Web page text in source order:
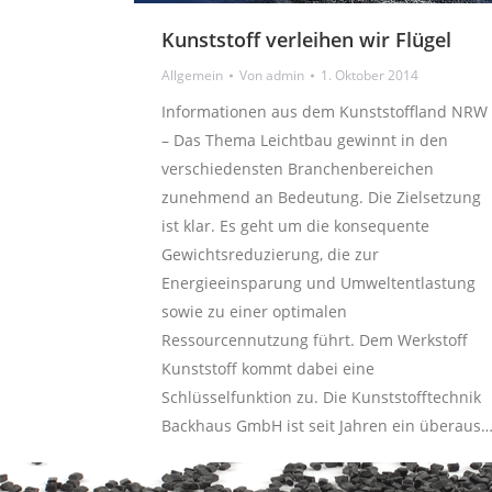
Kunststoff verleihen wir Flügel
Allgemein Vonadmin 1. Oktober 2014
Informationen aus dem Kunststoffland NRW
– Das Thema Leichtbau gewinnt in den
verschiedensten Branchenbereichen
zunehmend an Bedeutung. Die Zielsetzung
ist klar. Es geht um die konsequente
Gewichtsreduzierung, die zur
Energieeinsparung und Umweltentlastung
sowie zu einer optimalen
Ressourcennutzung führt. Dem Werkstoff
Kunststoff kommt dabei eine
Schlüsselfunktion zu. Die Kunststofftechnik
Backhaus GmbH ist seit Jahren ein überaus…